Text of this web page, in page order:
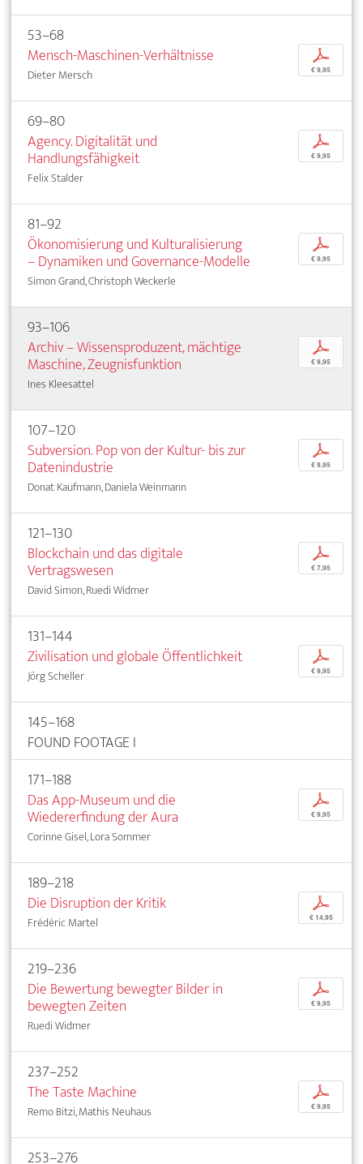
53–68
Mensch-Maschinen-Verhältnisse
Dieter Mersch
p
€ 9,95
69–80
Agency. Digitalität und
Handlungsfähigkeit
Felix Stalder
p
€ 9,95
81–92
Ökonomisierung und Kulturalisierung
– Dynamiken und Governance-Modelle
Simon Grand, Christoph Weckerle
p
€ 9,95
93–106
Archiv – Wissensproduzent, mächtige
Maschine, Zeugnisfunktion
Ines Kleesattel
p
€ 9,95
107–120
Subversion. Pop von der Kultur- bis zur
Datenindustrie
Donat Kaufmann, Daniela Weinmann
p
€ 9,95
121–130
Blockchain und das digitale
Vertragswesen
David Simon, Ruedi Widmer
p
€ 7,95
131–144
Zivilisation und globale Öffentlichkeit
Jörg Scheller
p
€ 9,95
145–168
FOUND FOOTAGE I
171–188
Das App-Museum und die
Wiedererfindung der Aura
Corinne Gisel, Lora Sommer
p
€ 9,95
189–218
Die Disruption der Kritik
Frédéric Martel
p
€ 14,95
219–236
Die Bewertung bewegter Bilder in
bewegten Zeiten
Ruedi Widmer
p
€ 9,95
237–252
The Taste Machine
Remo Bitzi, Mathis Neuhaus
p
€ 9,95
253–276